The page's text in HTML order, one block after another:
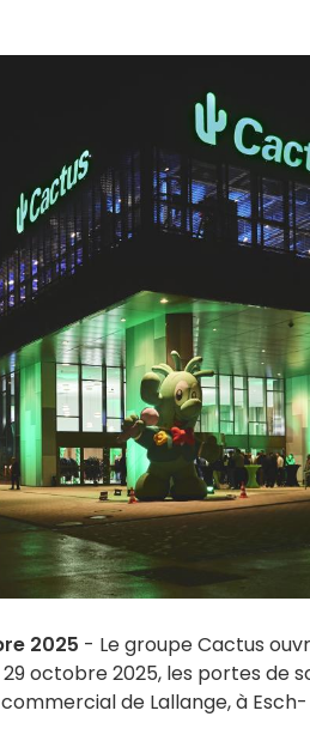
2025 - Le groupe Cactus
octobre 2025, les portes de
de Lallange, à Esch-